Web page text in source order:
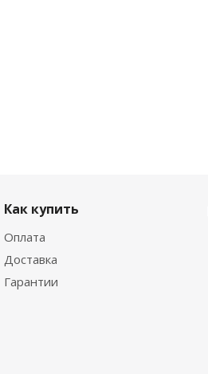
Как купить
Оплата
Доставка
Гарантии